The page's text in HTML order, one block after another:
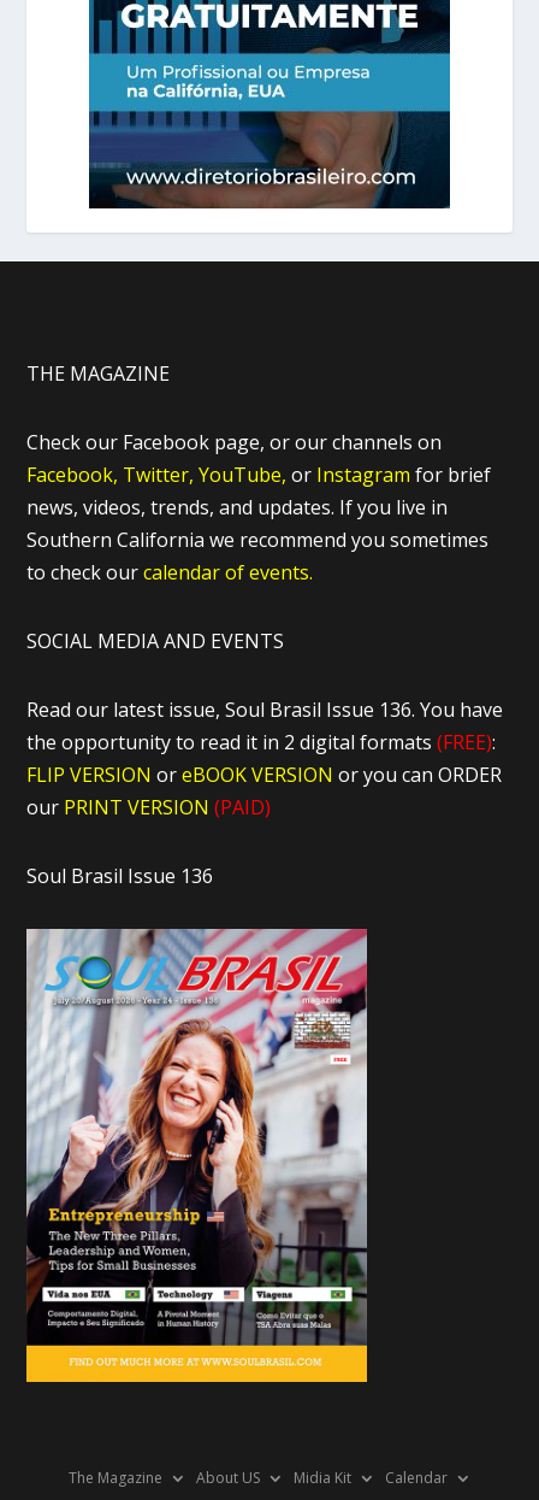
THE MAGAZINE
Check our Facebook page, or our channels on
Facebook, Twitter, YouTube, or Instagram for brief
news, videos, trends, and updates. If you live in
Southern California we recommend you sometimes
to check ourcalendar of events.
SOCIAL MEDIA AND EVENTS
Read our latest issue, Soul Brasil Issue 136. You have
the opportunity to read it in 2 digital formats(FREE):
FLIP VERSION oreBOOK VERSIONor you can ORDER
our PRINT VERSION (PAID)
Soul Brasil Issue 136
The Magazine About US Midia Kit Calendar